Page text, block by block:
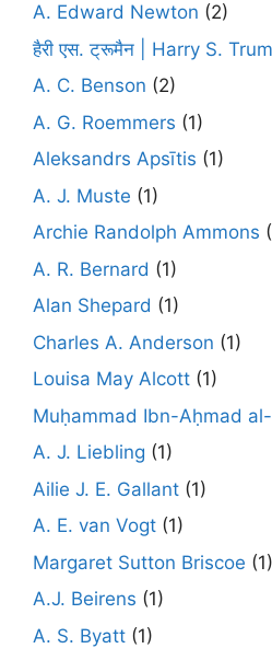
A. Edward Newton (2)
हैरी एस. ट्रूमैन | Harry S.
A. C. Benson (2)
A. G. Roemmers (1)
Aleksandrs Apsītis (1)
A. J. Muste (1)
Archie Randolph Ammons
A. R. Bernard (1)
Alan Shepard (1)
Charles A. Anderson (1)
Louisa May Alcott (1)
Muḥammad Ibn-Aḥmad
A. J. Liebling (1)
Ailie J. E. Gallant (1)
A. E. van Vogt (1)
Margaret Sutton Briscoe (1)
A.J. Beirens (1)
A. S. Byatt (1)